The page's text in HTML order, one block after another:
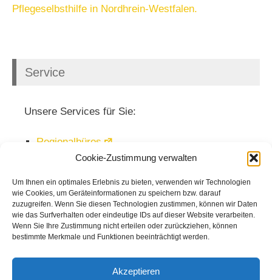
Cookie-Zustimmung verwalten
Um Ihnen ein optimales Erlebnis zu bieten, verwenden wir Technologien
wie Cookies, um Geräteinformationen zu speichern bzw. darauf
zuzugreifen. Wenn Sie diesen Technologien zustimmen, können wir Daten
wie das Surfverhalten oder eindeutige IDs auf dieser Website verarbeiten.
Wenn Sie Ihre Zustimmung nicht erteilen oder zurückziehen, können
bestimmte Merkmale und Funktionen beeinträchtigt werden.
Akzeptieren
Pflegeselbsthilfe in Nordhrein-Westfalen.
Service
Unsere Services für Sie:
Regionalbüros
Veranstaltungen
Mediathek
Newsletter